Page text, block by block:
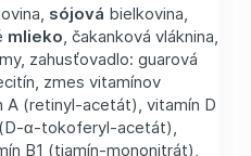
sójová bielkovina,
mlieko , čakanková vláknina,
zahusťovadlo: guarová
zmes vitamínov
A (retinyl-acetát), vitamín D
α-tokoferyl-acetát),
B1 (tiamín-mononitrát),